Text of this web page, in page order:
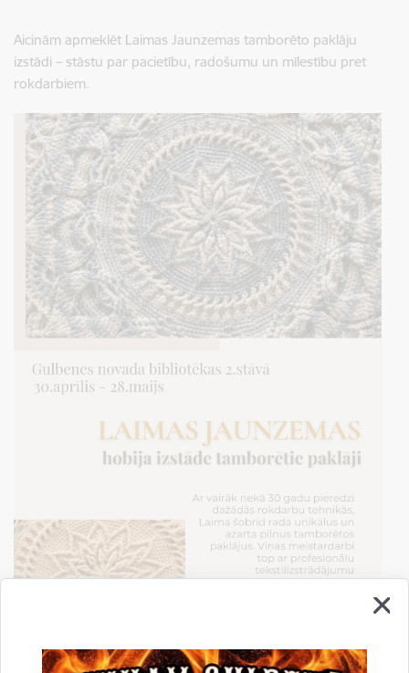
Aicinām apmeklēt Laimas Jaunzemas tamborēto paklāju
izstādi – stāstu par pacietību, radošumu un mīlestību pret
rokdarbiem.